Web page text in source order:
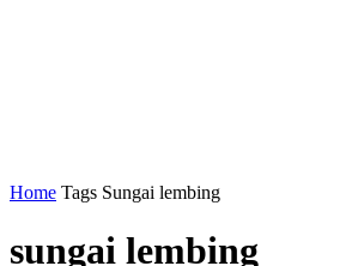
Home Tags Sungai lembing
sungai lembing